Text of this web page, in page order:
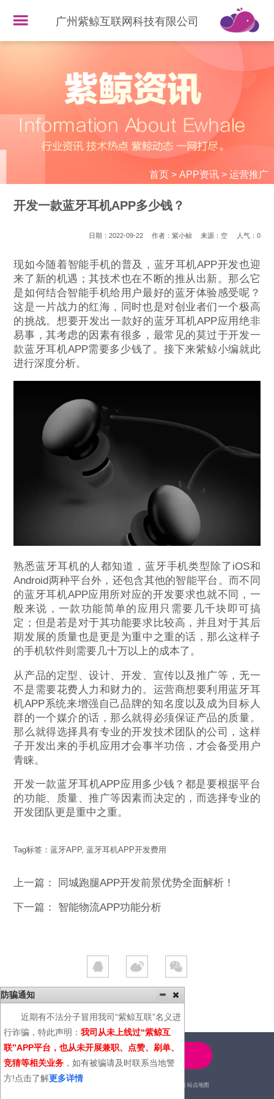
广州紫鲸互联网科技有限公司
首页> APP资讯> 运营推广
开发一款蓝牙耳机APP多少钱？
日期：2022-09-22 作者：紫小鲸 来源：空 人气： 0
现如今随着智能手机的普及，蓝牙耳机APP开发也迎
来了新的机遇；其技术也在不断的推从出新。那么它
是如何结合智能手机给用户最好的蓝牙体验感受呢？
这是一片战力的红海，同时也是对创业者们一个极高
的挑战。想要开发出一款好的蓝牙耳机APP应用绝非
易事，其考虑的因素有很多，最常见的莫过于开发一
款蓝牙耳机APP需要多少钱了。接下来紫鲸小编就此
进行深度分析。
熟悉蓝牙耳机的人都知道，蓝牙手机类型除了iOS和
Android两种平台外，还包含其他的智能平台。而不同
的蓝牙耳机APP应用所对应的开发要求也就不同，一
般来说，一款功能简单的应用只需要几千块即可搞
定；但是若是对于其功能要求比较高，并且对于其后
期发展的质量也是更是为重中之重的话，那么这样子
的手机软件则需要几十万以上的成本了。
从产品的定型、设计、开发、宣传以及推广等，无一
不是需要花费人力和财力的。运营商想要利用蓝牙耳
机APP系统来增强自己品牌的知名度以及成为目标人
群的一个媒介的话，那么就得必须保证产品的质量。
那么就得选择具有专业的开发技术团队的公司，这样
子开发出来的手机应用才会事半功倍，才会备受用户
青睐。
开发一款蓝牙耳机APP应用多少钱？都是要根据平台
的功能、质量、推广等因素而决定的，而选择专业的
开发团队更是重中之重。
Tag标签：蓝牙APP,蓝牙耳机APP开发费用
上一篇： 同城跑腿APP开发前景优势全面解析！
下一篇： 智能物流APP功能分析
4000-600-366
站点地图
防骗通知
近期有不法分子冒用我司“紫鲸互联”名义进
行诈骗，特此声明： 我司从未上线过“紫鲸互
联”APP平台，也从未开展兼职、点赞、刷单、
竞猜等相关业务 ，如有被骗请及时联系当地警
方!点击了解更多详情